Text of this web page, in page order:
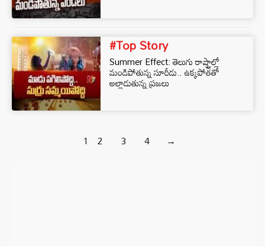
#Top Story
Summer Effect: తెలుగు రాష్ట్రాల్లో
మండిపోతున్న సూరీడు.. ఉక్కపోతతో
అల్లాడుతున్న ప్రజలు
1 2 3 4 →